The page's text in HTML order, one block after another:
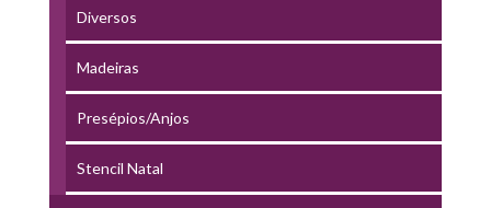
Diversos
Madeiras
Presépios/Anjos
Stencil Natal